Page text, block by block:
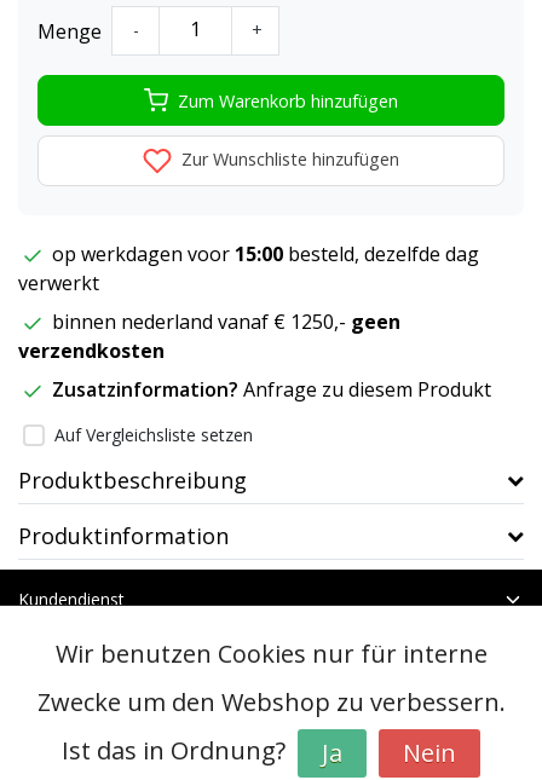
Menge - +
Zum Warenkorb hinzufügen
Zur Wunschliste hinzufügen
op werkdagen voor 15:00 besteld, dezelfde dag
verwerkt
binnen nederland vanaf € 1250,- geen
verzendkosten
Zusatzinformation? Anfrage zu diesem Produkt
Auf Vergleichsliste setzen
Produktbeschreibung
Produktinformation
Kundendienst
Kategorien
Kontakt
© Copyright 2026 - btt | RealisatieInStijl Media
Wir benutzen Cookies nur für interne
Zwecke um den Webshop zu verbessern.
Ist das in Ordnung?
Ja Nein